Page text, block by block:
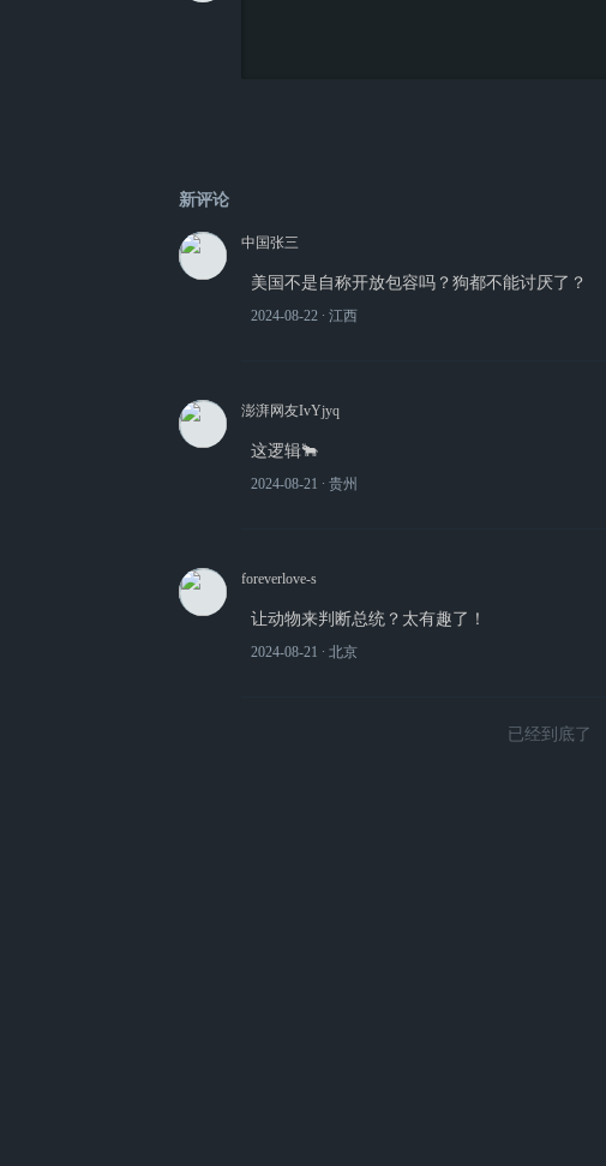
新评论
中国张三
美国不是自称开放包容吗？狗都不能讨厌了？
2024-08-22 ∙ 江西
澎湃网友IvYjyq
这逻辑🐂
2024-08-21 ∙ 贵州
foreverlove-s
让动物来判断总统？太有趣了！
2024-08-21 ∙ 北京
已经到底了